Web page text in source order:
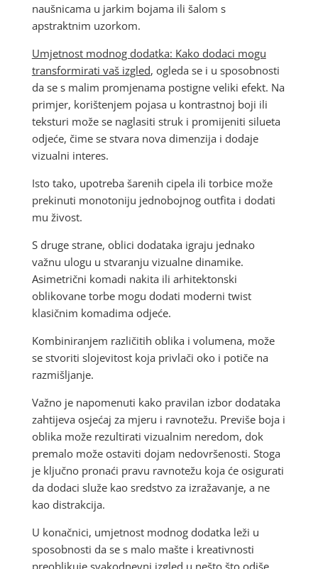
naušnicama u jarkim bojama ili šalom s
apstraktnim uzorkom.
Umjetnost modnog dodatka: Kako dodaci mogu
transformirati vaš izgled, ogleda se i u sposobnosti
da se s malim promjenama postigne veliki efekt. Na
primjer, korištenjem pojasa u kontrastnoj boji ili
teksturi može se naglasiti struk i promijeniti silueta
odjeće, čime se stvara nova dimenzija i dodaje
vizualni interes.
Isto tako, upotreba šarenih cipela ili torbice može
prekinuti monotoniju jednobojnog outfita i dodati
mu živost.
S druge strane, oblici dodataka igraju jednako
važnu ulogu u stvaranju vizualne dinamike.
Asimetrični komadi nakita ili arhitektonski
oblikovane torbe mogu dodati moderni twist
klasičnim komadima odjeće.
Kombiniranjem različitih oblika i volumena, može
se stvoriti slojevitost koja privlači oko i potiče na
razmišljanje.
Važno je napomenuti kako pravilan izbor dodataka
zahtijeva osjećaj za mjeru i ravnotežu. Previše boja i
oblika može rezultirati vizualnim neredom, dok
premalo može ostaviti dojam nedovršenosti. Stoga
je ključno pronaći pravu ravnotežu koja će osigurati
da dodaci služe kao sredstvo za izražavanje, a ne
kao distrakcija.
U konačnici, umjetnost modnog dodatka leži u
sposobnosti da se s malo mašte i kreativnosti
preoblikuje svakodnevni izgled u nešto što odiše